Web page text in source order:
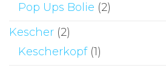
Pop Ups Bolie (2)
Kescher (2)
Kescherkopf (1)